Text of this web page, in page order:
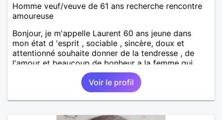
Homme veuf/veuve de 61 ans recherche rencontre
amoureuse
Bonjour, je m'appelle Laurent 60 ans jeune dans
mon état d 'esprit , sociable , sincère, doux et
attentionné souhaite donner de la tendresse , de
l'amour et beaucoup de bonheur a la femme qui
souhaitera partager ma vie . Bientôt en retraite a la
fin de l 'année et libre de toute contrainte. Digne de
confiance à la femme qui voudras m 'en accorder
en toute sincérité. Pour le reste venez me découvrir
Voir le profil